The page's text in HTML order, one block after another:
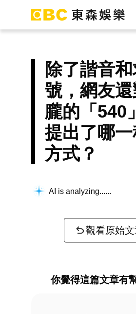
除了諧音
號，網友
朧的「540
提出了哪
方式？
AI is analyzing...
觀看原始
你覺得這篇文章有